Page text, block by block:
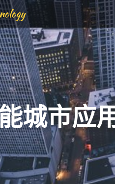
城市应